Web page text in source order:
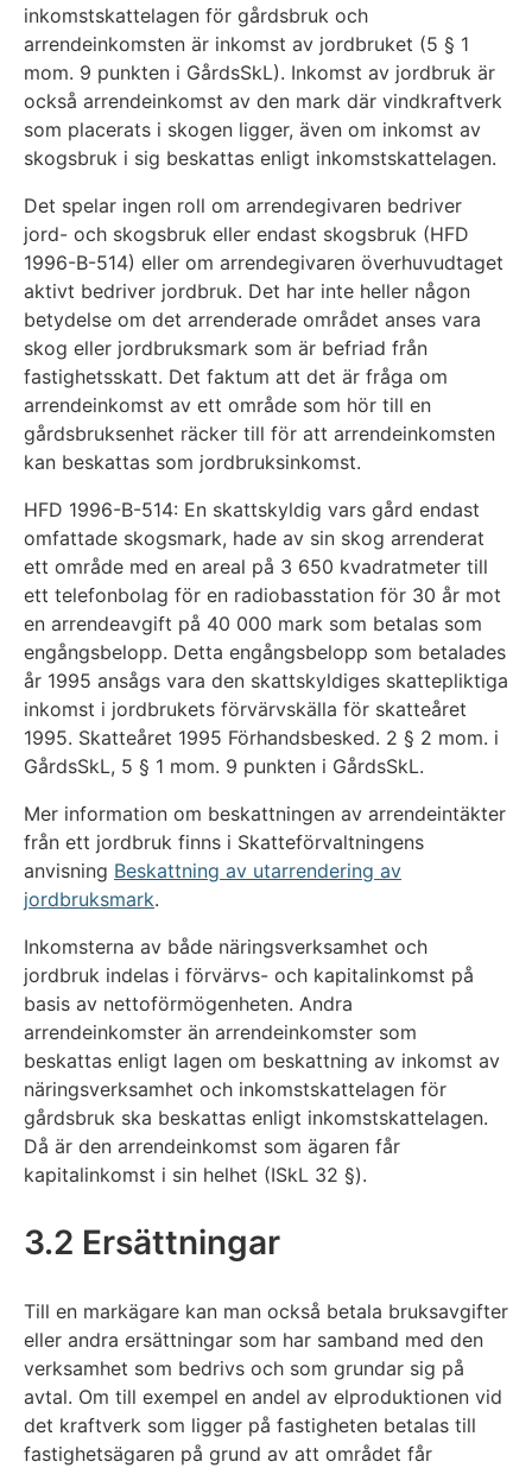
inkomstskattelagen för gårdsbruk och
arrendeinkomsten är inkomst av jordbruket (5 § 1
mom. 9 punkten i GårdsSkL). Inkomst av jordbruk är
också arrendeinkomst av den mark där vindkraftverk
som placerats i skogen ligger, även om inkomst av
skogsbruk i sig beskattas enligt inkomstskattelagen.
Det spelar ingen roll om arrendegivaren bedriver
jord- och skogsbruk eller endast skogsbruk (HFD
1996-B-514) eller om arrendegivaren överhuvudtaget
aktivt bedriver jordbruk. Det har inte heller någon
betydelse om det arrenderade området anses vara
skog eller jordbruksmark som är befriad från
fastighetsskatt. Det faktum att det är fråga om
arrendeinkomst av ett område som hör till en
gårdsbruksenhet räcker till för att arrendeinkomsten
kan beskattas som jordbruksinkomst.
HFD 1996-B-514: En skattskyldig vars gård endast
omfattade skogsmark, hade av sin skog arrenderat
ett område med en areal på 3 650 kvadratmeter till
ett telefonbolag för en radiobasstation för 30 år mot
en arrendeavgift på 40 000 mark som betalas som
engångsbelopp. Detta engångsbelopp som betalades
år 1995 ansågs vara den skattskyldiges skattepliktiga
inkomst i jordbrukets förvärvskälla för skatteåret
1995. Skatteåret 1995 Förhandsbesked. 2 § 2 mom. i
GårdsSkL, 5 § 1 mom. 9 punkten i GårdsSkL.
Mer information om beskattningen av arrendeintäkter
från ett jordbruk finns i Skatteförvaltningens
anvisning Beskattning av utarrendering av
jordbruksmark.
Inkomsterna av både näringsverksamhet och
jordbruk indelas i förvärvs- och kapitalinkomst på
basis av nettoförmögenheten. Andra
arrendeinkomster än arrendeinkomster som
beskattas enligt lagen om beskattning av inkomst av
näringsverksamhet och inkomstskattelagen för
gårdsbruk ska beskattas enligt inkomstskattelagen.
Då är den arrendeinkomst som ägaren får
kapitalinkomst i sin helhet (ISkL 32 §).
3.2 Ersättningar
Till en markägare kan man också betala bruksavgifter
eller andra ersättningar som har samband med den
verksamhet som bedrivs och som grundar sig på
avtal. Om till exempel en andel av elproduktionen vid
det kraftverk som ligger på fastigheten betalas till
fastighetsägaren på grund av att området får